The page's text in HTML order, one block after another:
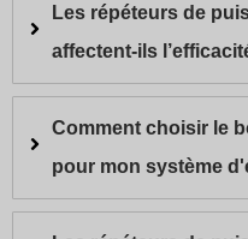
Les répéteurs de
affectent-ils
Comment choisir le
pour mon système